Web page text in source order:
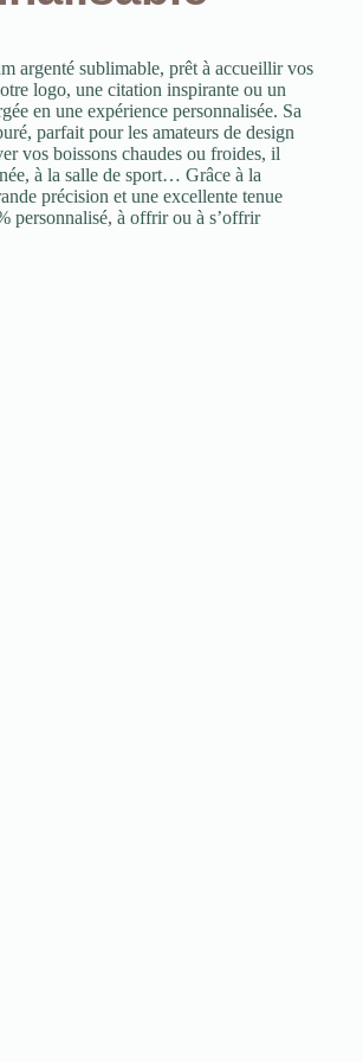
argenté sublimable, prêt à accueillir vos
logo, une citation inspirante ou un
en une expérience personnalisée. Sa
parfait pour les amateurs de design
vos boissons chaudes ou froides, il
à la salle de sport… Grâce à la
précision et une excellente tenue
personnalisé, à offrir ou à s’offrir